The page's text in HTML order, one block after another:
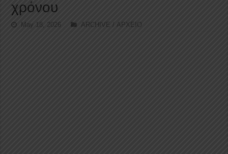
χρόνου
May 18, 2026 ARCHIVE / ΑΡΧΕΙΟ